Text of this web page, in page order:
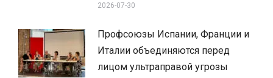
2026-07-30
Профсоюзы Испании, Франции и
Италии объединяются перед
лицом ультраправой угрозы